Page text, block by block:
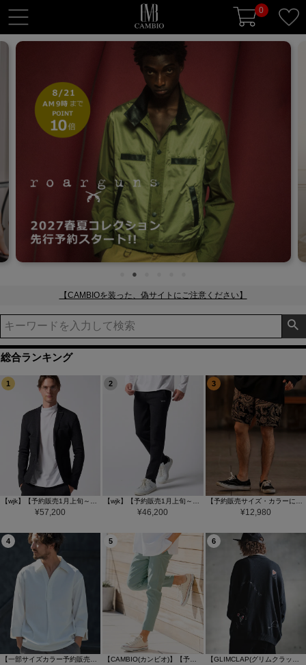
0
t
o
【CAMBIOを装った、偽サイトにご注意ください】
総合ランキング
1
【wjk】【予約販売1月上旬～中旬入荷】function knit jacket(jacquard check) ニットジャケット(207 mw08j)
¥57,200
2
【wjk】【予約販売1月上旬～中旬入荷】function knit easy slacks(jacquard check) ニットイージーパンツ(504 mw08j)
¥46,200
3
【予約販売サイズ・カラーにより納期異なる】【CAMBIO(カンビオ)】Gobelin Short Pants ショートパンツ(CAM25SS-002)
¥12,980
4 5 6